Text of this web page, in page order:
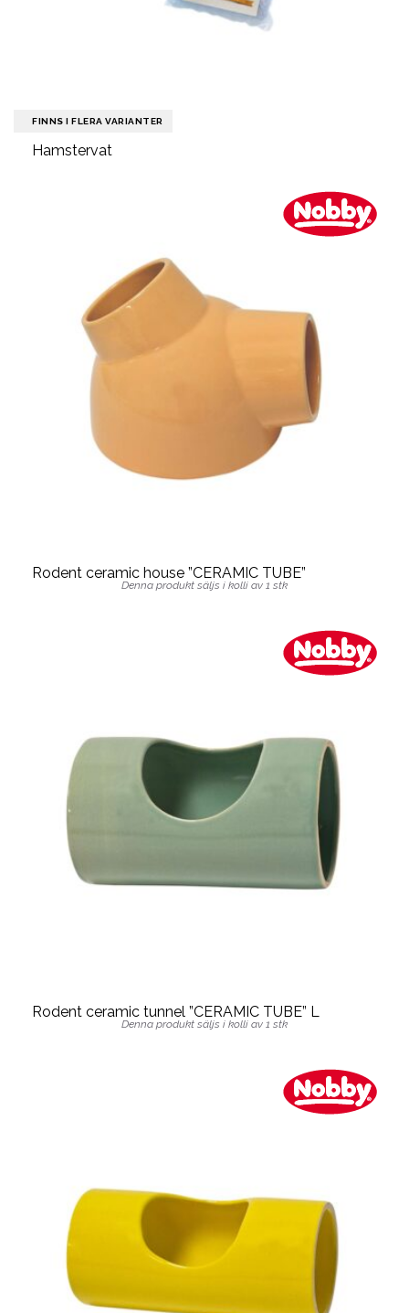
FINNS I FLERA VARIANTER
Hamstervat
Rodent ceramic house ”CERAMIC TUBE”
Denna produkt säljs i kolli av 1 stk
Rodent ceramic tunnel ”CERAMIC TUBE” L
Denna produkt säljs i kolli av 1 stk